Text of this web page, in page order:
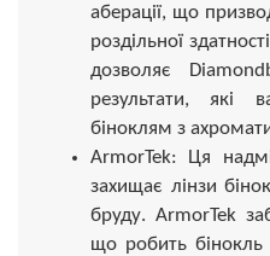
аберації, що
роздільної
дозволяє
результати, які
біноклям з
ArmorTek: Ця
захищає лінзи
бруду. ArmorTek
що робить бінокль